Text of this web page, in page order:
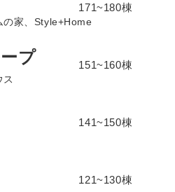
171~180棟
の家、Style+Home
プ 151~160棟
ス
141~150棟
121~130棟